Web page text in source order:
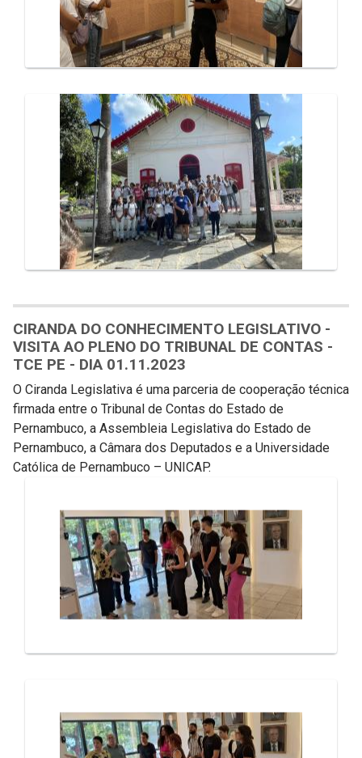
CIRANDA DO CONHECIMENTO LEGISLATIVO -
VISITA AO PLENO DO TRIBUNAL DE CONTAS -
TCE PE - DIA 01.11.2023
O Ciranda Legislativa é uma parceria de cooperação técnica
firmada entre o Tribunal de Contas do Estado de
Pernambuco, a Assembleia Legislativa do Estado de
Pernambuco, a Câmara dos Deputados e a Universidade
Católica de Pernambuco – UNICAP.